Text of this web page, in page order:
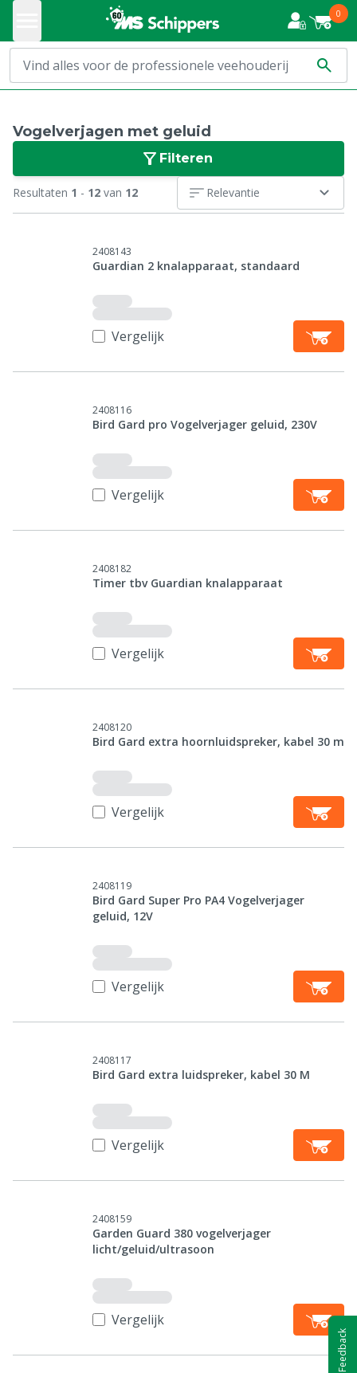
0
Vogelverjagen met geluid
Filteren
Resultaten 1 - 12 van 12 Relevantie
2408143
Guardian 2 knalapparaat, standaard
Vergelijk
2408116
Bird Gard pro Vogelverjager geluid, 230V
Vergelijk
2408182
Timer tbv Guardian knalapparaat
Vergelijk
2408120
Bird Gard extra hoornluidspreker, kabel 30 m
Vergelijk
2408119
Bird Gard Super Pro PA4 Vogelverjager
geluid, 12V
Vergelijk
2408117
Bird Gard extra luidspreker, kabel 30 M
Vergelijk
2408159
Garden Guard 380 vogelverjager
licht/geluid/ultrasoon
Vergelijk
Feedback